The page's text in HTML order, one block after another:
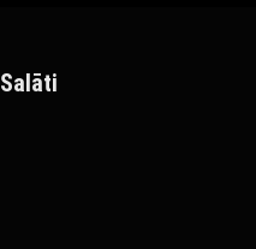
Salāti